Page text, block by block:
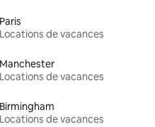
Paris
Locations de vacances
Manchester
Locations de vacances
Birmingham
Locations de vacances